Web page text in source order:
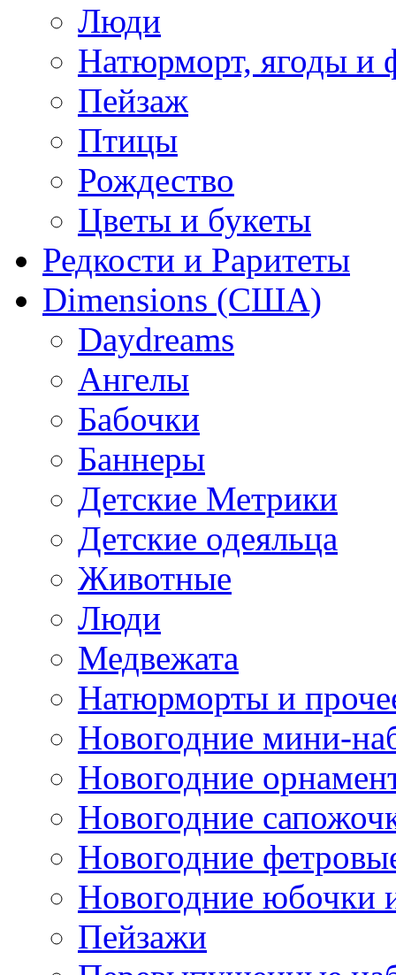
Люди
Натюрморт, ягоды и
Пейзаж
Птицы
Рождество
Цветы и букеты
Редкости и Раритеты
Dimensions (США)
Daydreams
Ангелы
Бабочки
Баннеры
Детские Метрики
Детские одеяльца
Животные
Люди
Медвежата
Натюрморты и
Новогодние мини-
Новогодние
Новогодние
Новогодние
Новогодние юбочки
Пейзажи